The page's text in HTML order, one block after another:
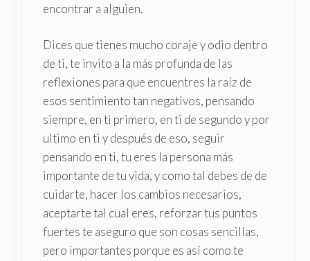
encontrar a alguien.
Dices que tienes mucho coraje y odio dentro
de ti, te invito a la más profunda de las
reflexiones para que encuentres la raíz de
esos sentimiento tan negativos, pensando
siempre, en ti primero, en ti de segundo y por
ultimo en ti y después de eso, seguir
pensando en ti, tu eres la persona más
importante de tu vida, y como tal debes de de
cuidarte, hacer los cambios necesarios,
aceptarte tal cual eres, reforzar tus puntos
fuertes te aseguro que son cosas sencillas,
pero importantes porque es así como te